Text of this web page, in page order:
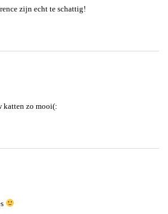
zijn echt te schattig!
katten zo mooi(: